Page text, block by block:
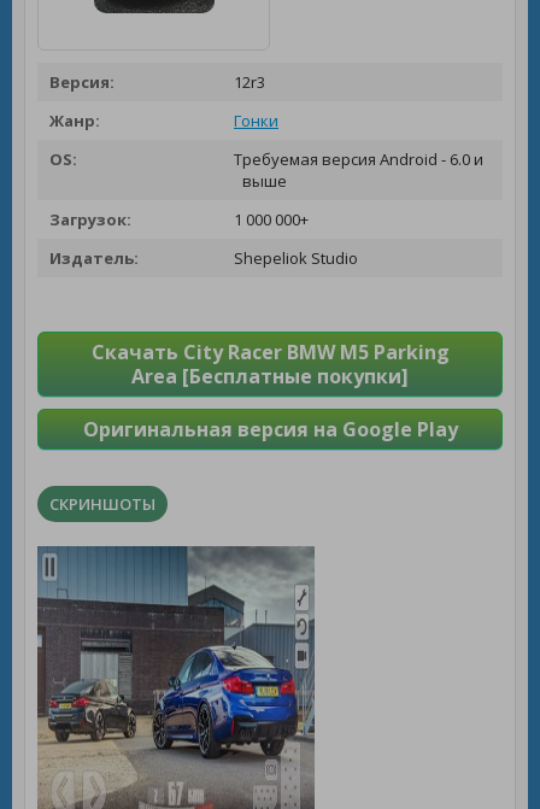
Версия:
12r3
Жанр:
Гонки
OS:
Требуемая версия Android - 6.0 и
выше
Загрузок:
1 000 000+
Издатель:
Shepeliok Studio
Скачать City Racer BMW M5 Parking
Area [Бесплатные покупки]
Оригинальная версия на Google Play
СКРИНШОТЫ